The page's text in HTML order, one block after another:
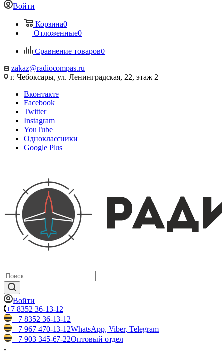
Войти
Корзина0
Отложенные0
Сравнение товаров0
zakaz@radiocompas.ru
г. Чебоксары, ул. Ленинградская, 22, этаж 2
Вконтакте
Facebook
Twitter
Instagram
YouTube
Одноклассники
Google Plus
Войти
+7 8352 36-13-12
+7 8352 36-13-12
+7 967 470-13-12WhatsApp, Viber, Telegram
+7 903 345-67-22Оптовый отдел